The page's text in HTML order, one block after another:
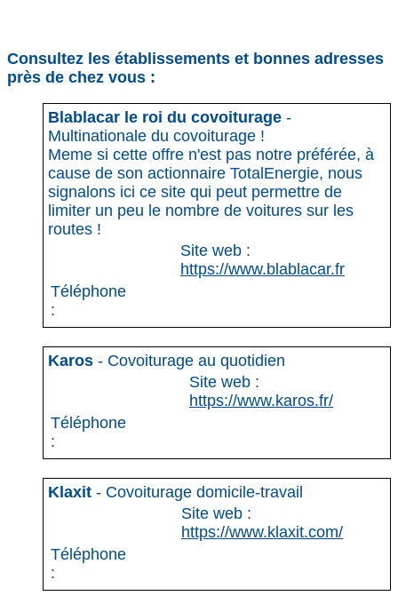
Consultez les établissements et bonnes adresses
près de chez vous :
Blablacar le roi du covoiturage -
Multinationale du covoiturage !
Meme si cette offre n'est pas notre préférée, à
cause de son actionnaire TotalEnergie, nous
signalons ici ce site qui peut permettre de
limiter un peu le nombre de voitures sur les
routes !
Site web :
https://www.blablacar.fr
Téléphone
:
Karos - Covoiturage au quotidien
Site web :
https://www.karos.fr/
Téléphone
:
Klaxit - Covoiturage domicile-travail
Site web :
https://www.klaxit.com/
Téléphone
: